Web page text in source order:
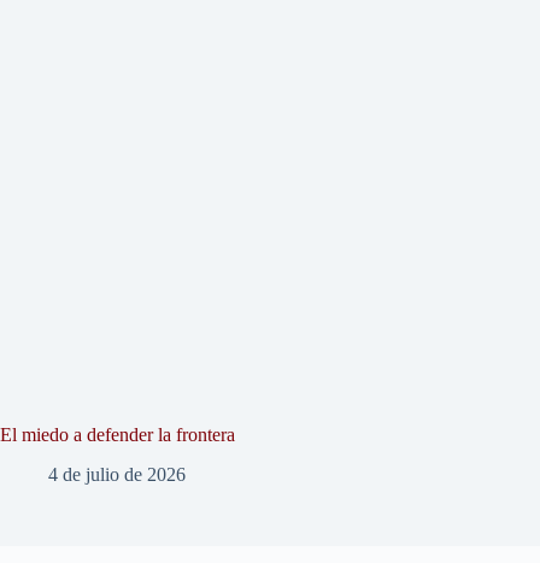
El miedo a defender la frontera
4 de julio de 2026